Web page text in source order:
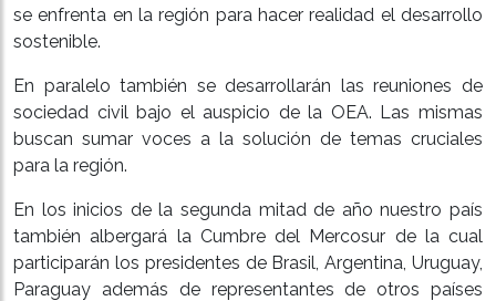
se enfrenta en la región para hacer realidad el desarrollo
sostenible.
En paralelo también se desarrollarán las reuniones de
sociedad civil bajo el auspicio de la OEA. Las mismas
buscan sumar voces a la solución de temas cruciales
para la región.
En los inicios de la segunda mitad de año nuestro país
también albergará la Cumbre del Mercosur de la cual
participarán los presidentes de Brasil, Argentina, Uruguay,
Paraguay además de representantes de otros países